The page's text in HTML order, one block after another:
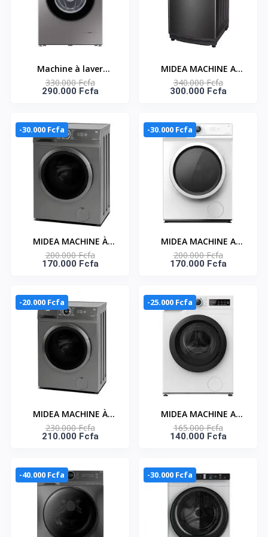
Machine à laver
automatique
Samsung – 8KG –
Essorage – Rinçage –
WW80T3040BS/NQ
330.000 Fcfa
290.000 Fcfa
MIDEA MACHINE A
LAVER 16KG TOP LOAD
AUTOMATIQUE -
340.000 Fcfa
300.000 Fcfa
-30.000 Fcfa
MIDEA MACHINE À
LAVER AUTOMATIQUE
7KG - INVERTER-
200.000 Fcfa
170.000 Fcfa
-30.000 Fcfa
MIDEA MACHINE A
LAVER 7KG
AUTOMATIQUE FRONT
- MF100W70/W
200.000 Fcfa
170.000 Fcfa
-20.000 Fcfa
MIDEA MACHINE À
LAVER AUTOMATIQUE
8KG HEALTHGUARD -
MF100W80B/T
230.000 Fcfa
210.000 Fcfa
-25.000 Fcfa
MIDEA MACHINE A
LAVER 6KG FRONT
LOAD - MF110W60D/W-
165.000 Fcfa
140.000 Fcfa
-40.000 Fcfa -30.000 Fcfa